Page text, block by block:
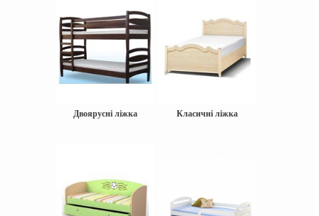
Двоярусні ліжка Класичні ліжка